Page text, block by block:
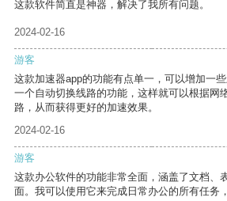
这款软件简直是神器，解决了我所有问题。
2024-02-16
游客
这款加速器app的功能有点单一，可以增加一
一个自动切换线路的功能，这样就可以根据网
路，从而获得更好的加速效果。
2024-02-16
游客
这款办公软件的功能非常全面，涵盖了文档、
面。我可以使用它来完成日常办公的所有任务